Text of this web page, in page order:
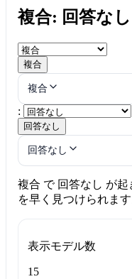
複合: 回答なし
複合
複合
:
回答なし
回答なし
複合 で 回答なし が
を早く見つけられます
表示モデル数
15